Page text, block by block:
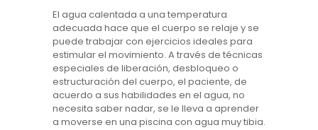
El agua calentada a una temperatura
adecuada hace que el cuerpo se relaje y se
puede trabajar con ejercicios ideales para
estimular el movimiento. A través de técnicas
especiales de liberación, desbloqueo o
estructuración del cuerpo, el paciente, de
acuerdo a sus habilidades en el agua, no
necesita saber nadar, se le lleva a aprender
a moverse en una piscina con agua muy tibia.